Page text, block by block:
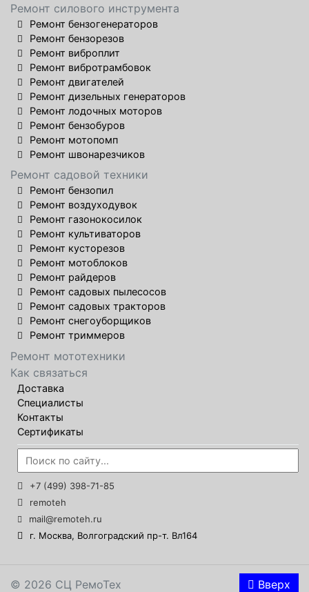
Ремонт силового инструмента
Ремонт бензогенераторов
Ремонт бензорезов
Ремонт виброплит
Ремонт вибротрамбовок
Ремонт двигателей
Ремонт дизельных генераторов
Ремонт лодочных моторов
Ремонт бензобуров
Ремонт мотопомп
Ремонт швонарезчиков
Ремонт садовой техники
Ремонт бензопил
Ремонт воздуходувок
Ремонт газонокосилок
Ремонт культиваторов
Ремонт кусторезов
Ремонт мотоблоков
Ремонт райдеров
Ремонт садовых пылесосов
Ремонт садовых тракторов
Ремонт снегоуборщиков
Ремонт триммеров
Ремонт мототехники
Как связаться
Доставка
Специалисты
Контакты
Сертификаты
+7 (499) 398-71-85
remoteh
mail@remoteh.ru
г. Москва, Волгоградский пр-т. Вл164
© 2026 СЦ РемоТех Вверх